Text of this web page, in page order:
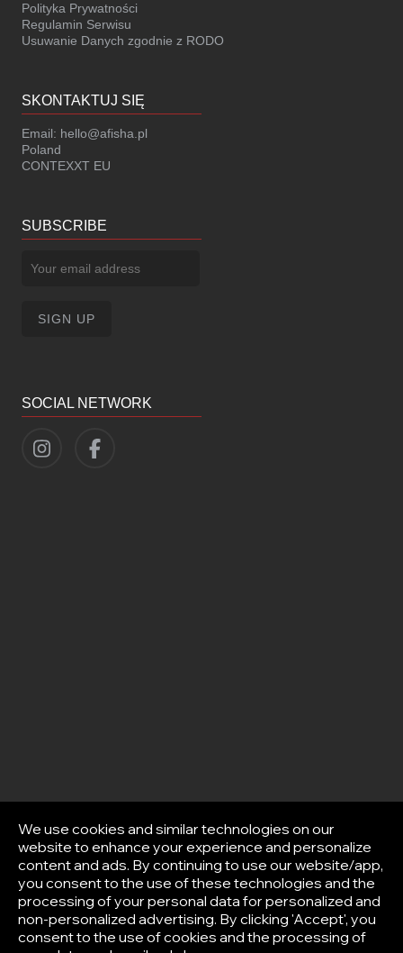
Polityka Prywatności
Regulamin Serwisu
Usuwanie Danych zgodnie z RODO
SKONTAKTUJ SIĘ
Email: hello@afisha.pl
Poland
CONTEXXT EU
SUBSCRIBE
SOCIAL NETWORK
We use cookies and similar technologies on our
website to enhance your experience and personalize
content and ads. By continuing to use our website/app,
you consent to the use of these technologies and the
processing of your personal data for personalized and
non-personalized advertising. By clicking 'Accept', you
consent to the use of cookies and the processing of